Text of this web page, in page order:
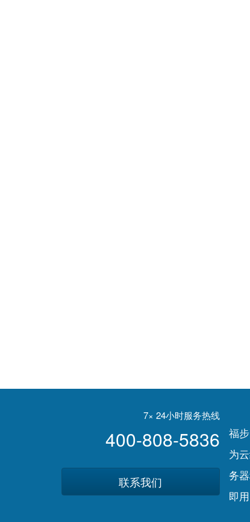
7× 24小时服务热线
400-808-5836
联系我们
福
为
务
即